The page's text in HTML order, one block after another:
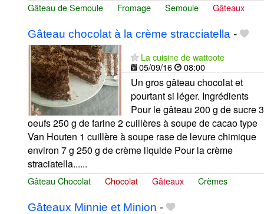
Gâteau de Semoule Fromage Semoule Gâteaux
Gâteau chocolat à la crème stracciatella -
La cuisine de wattoote
05/09/16
08:00
Un gros gâteau chocolat et
pourtant si léger. Ingrédients
Pour le gâteau 200 g de sucre 3
oeufs 250 g de farine 2 cuillères à soupe de cacao type
Van Houten 1 cuillère à soupe rase de levure chimique
environ 7 g 250 g de crème liquide Pour la crème
straciatella......
Gâteau Chocolat Chocolat Gâteaux Crèmes
Gâteaux Minnie et Minion -